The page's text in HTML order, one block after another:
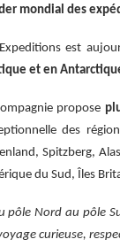
mondial des
est
et en
propose
des
Spitzberg,
du Sud, Îles
pôle Nord au pôle
curieuse,